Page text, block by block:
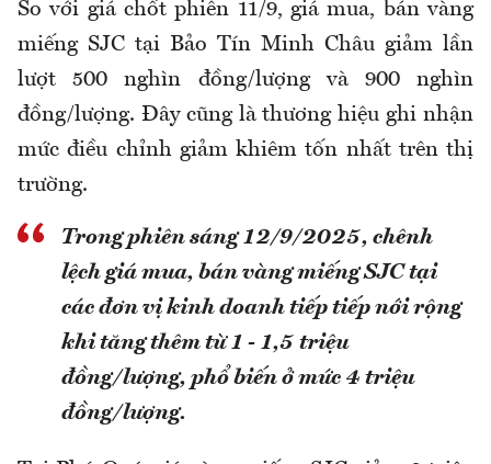
So với giá chốt phiên 11/9, giá mua, bán vàng
miếng SJC tại Bảo Tín Minh Châu giảm lần
lượt 500 nghìn đồng/lượng và 900 nghìn
đồng/lượng. Đây cũng là thương hiệu ghi nhận
mức điều chỉnh giảm khiêm tốn nhất trên thị
trường.
Trong phiên sáng 12/9/2025, chênh
lệch giá mua, bán vàng miếng SJC tại
các đơn vị kinh doanh tiếp tiếp nới rộng
khi tăng thêm từ 1 - 1,5 triệu
đồng/lượng, phổ biến ở mức 4 triệu
đồng/lượng.